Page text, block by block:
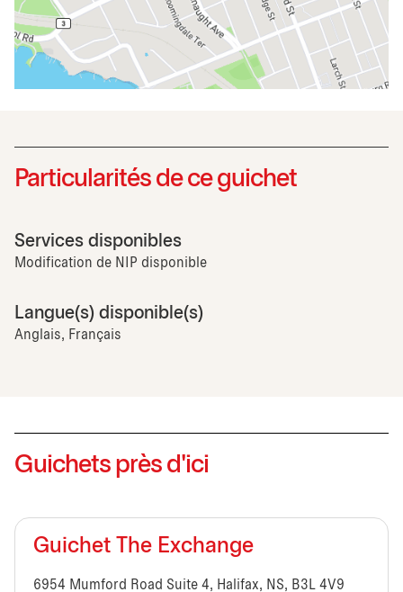
Particularités de ce guichet
Services disponibles
Modification de NIP disponible
Langue(s) disponible(s)
Anglais, Français
Guichets près d'ici
Guichet The Exchange
6954 Mumford Road Suite 4, Halifax, NS, B3L 4V9